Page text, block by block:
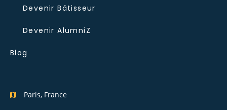
Devenir Bâtisseur
Devenir AlumniZ
Blog
Paris, France